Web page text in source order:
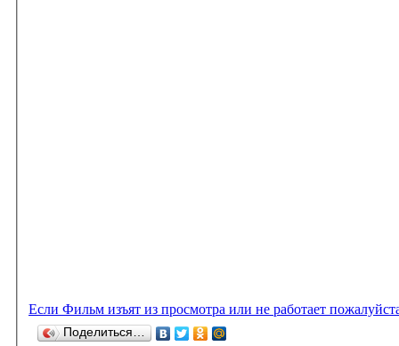
Если Фильм изъят из просмотра или не работает
Поделиться…